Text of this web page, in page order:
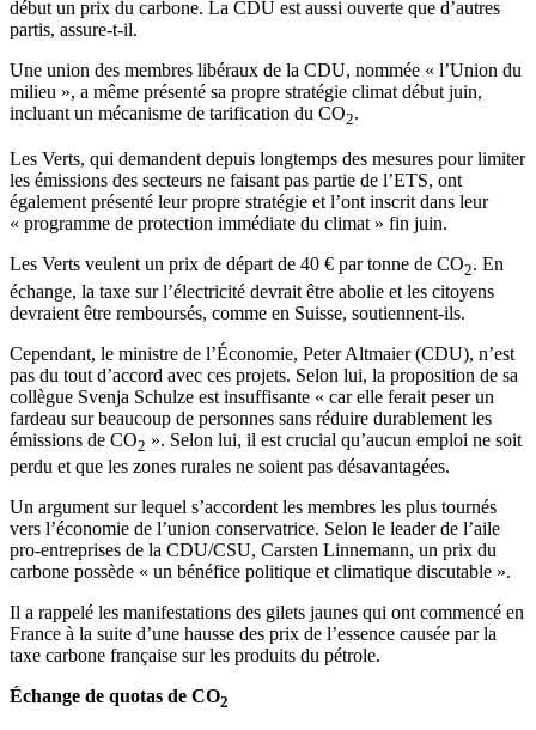
début un prix du carbone. La CDU est aussi ouverte que d’autres
partis, assure-t-il.
Une union des membres libéraux de la CDU, nommée « l’Union du
milieu », a même présenté sa propre stratégie climat début juin,
incluant un mécanisme de tarification du CO2.
Les Verts, qui demandent depuis longtemps des mesures pour limiter
les émissions des secteurs ne faisant pas partie de l’ETS, ont
également présenté leur propre stratégie et l’ont inscrit dans leur
« programme de protection immédiate du climat » fin juin.
Les Verts veulent un prix de départ de 40 € par tonne de CO2. En
échange, la taxe sur l’électricité devrait être abolie et les citoyens
devraient être remboursés, comme en Suisse, soutiennent-ils.
Cependant, le ministre de l’Économie, Peter Altmaier (CDU), n’est
pas du tout d’accord avec ces projets. Selon lui, la proposition de sa
collègue Svenja Schulze est insuffisante « car elle ferait peser un
fardeau sur beaucoup de personnes sans réduire durablement les
émissions de CO2 ». Selon lui, il est crucial qu’aucun emploi ne soit
perdu et que les zones rurales ne soient pas désavantagées.
Un argument sur lequel s’accordent les membres les plus tournés
vers l’économie de l’union conservatrice. Selon le leader de l’aile
pro-entreprises de la CDU/CSU, Carsten Linnemann, un prix du
carbone possède « un bénéfice politique et climatique discutable ».
Il a rappelé les manifestations des gilets jaunes qui ont commencé en
France à la suite d’une hausse des prix de l’essence causée par la
taxe carbone française sur les produits du pétrole.
Échange de quotas de CO2